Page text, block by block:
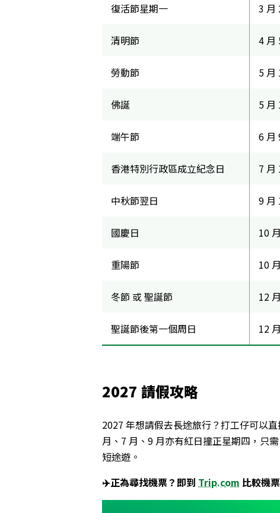
復活節星期一 3 月
清明節 4 月
勞動節 5 月
佛誕 5 月
端午節 6 月
香港特別行政區成立紀念日 7 月
中秋節翌日 9 月
國慶日 10
重陽節 10
冬節 或 聖誕節 12
聖誕節後第一個周日 12
2027 請假攻略
2027 年想請假去長途旅行？打工仔可以
月、7 月、9 月亦有紅日撞正星期四，只
短途遊。
✈️正為尋找機票？即到 Trip.com 比較機